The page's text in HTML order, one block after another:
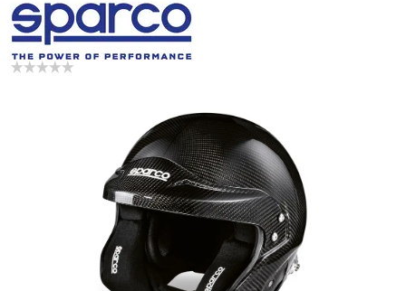
Bildergalerie überspringen